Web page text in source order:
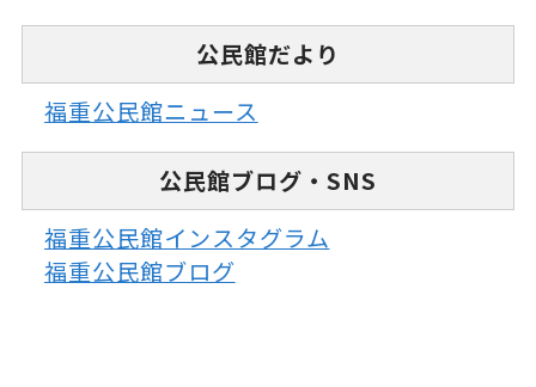
公民館だより
福重公民館ニュース
公民館ブログ・SNS
福重公民館インスタグラム
福重公民館ブログ